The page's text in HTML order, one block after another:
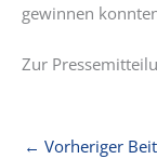
gewinnen
Zur
← Vorheriger